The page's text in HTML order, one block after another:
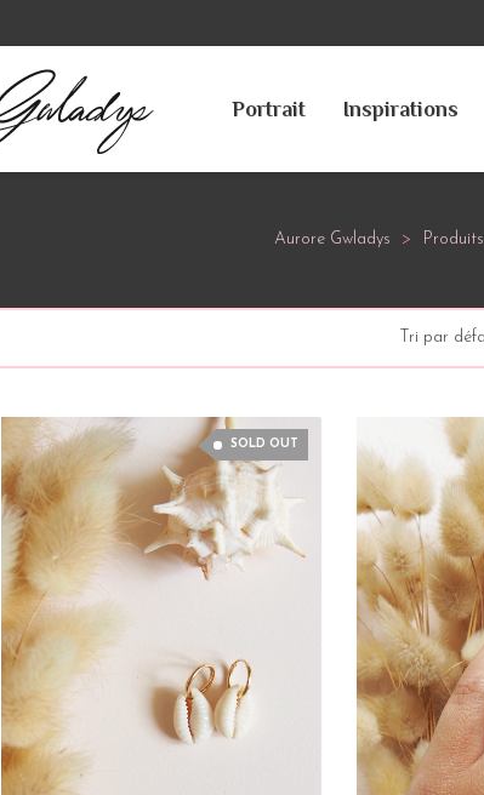
Portrait Inspirations
Aurore Gwladys > Produits
SOLD OUT